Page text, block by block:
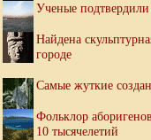
Ученые
Найдена
городе
Самые жуткие
Фольклор
10 тысячелетий